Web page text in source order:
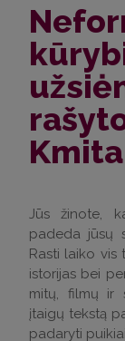
Kmita
Jūs žinote,
padeda jūsų
Rasti laiko vis
istorijas bei
mitų, filmų ir
įtaigų tekstą
padaryti puikiai.